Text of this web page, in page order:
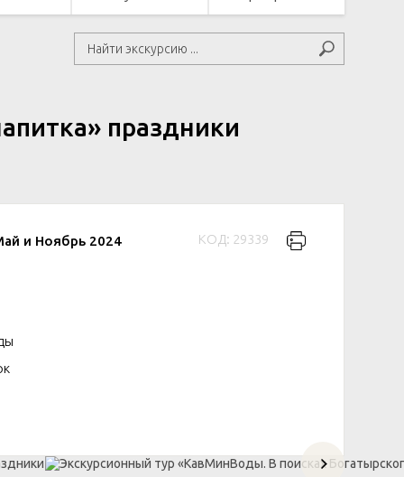
праздники
и Ноябрь 2024 КОД: 29339